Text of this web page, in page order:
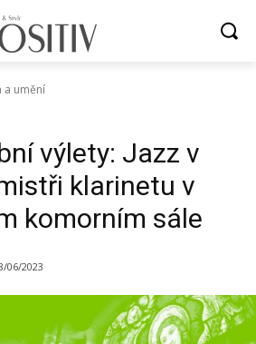
a umění
výlety: Jazz v
klarinetu v
komorním sále
06/2023